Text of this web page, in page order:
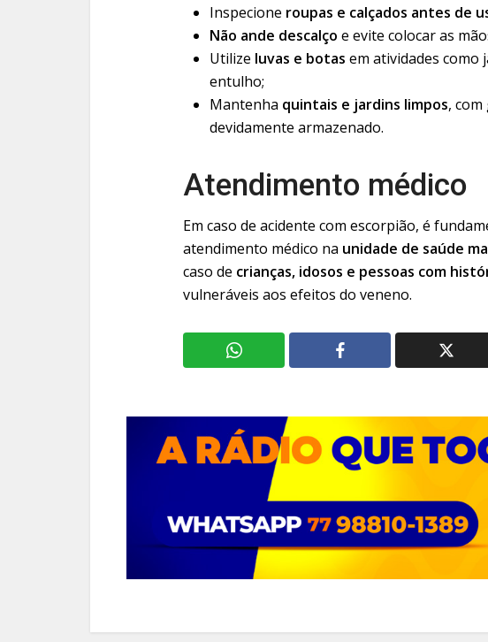
Inspecione roupas e calçados antes de
Não ande descalço e evite colocar as
Utilize luvas e botas em atividades como
entulho;
Mantenha quintais e jardins limpos,
devidamente armazenado.
Atendimento médico
Em caso de acidente com escorpião, é
atendimento médico na unidade de saúde
caso de crianças, idosos e pessoas com
vulneráveis aos efeitos do veneno.